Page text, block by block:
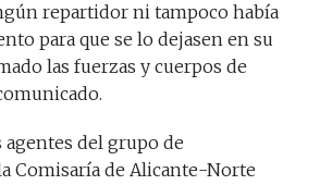
repartidor ni tampoco había
para que se lo dejasen en su
las fuerzas y cuerpos de
agentes del grupo de
Comisaría de Alicante-Norte